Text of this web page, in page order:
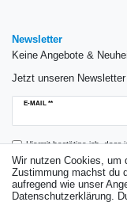
Newsletter
Keine Angebote &
Jetzt unseren
E-MAIL **
Newsletter
Hiermit bestätige ich, dass
Einwilligung kann ich
Wir nutzen Cookies, um
Zustimmung machst du
aufregend wie unser
Datenschutzerklärung.